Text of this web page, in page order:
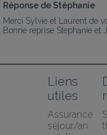
Réponse de Stéphanie
Merci Sylvie et Laurent de
Bonne reprise Stephanie et
Liens
utiles
Assurance
séjour/an